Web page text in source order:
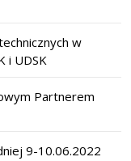
w
i UDSK
Partnerem
9-10.06.2022